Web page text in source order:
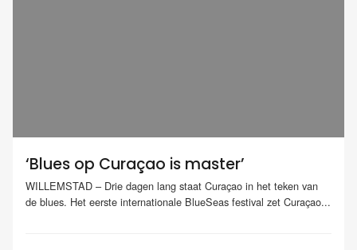
‘Blues op Curaçao is master’
WILLEMSTAD – Drie dagen lang staat Curaçao in het teken van
de blues. Het eerste internationale BlueSeas festival zet Curaçao...